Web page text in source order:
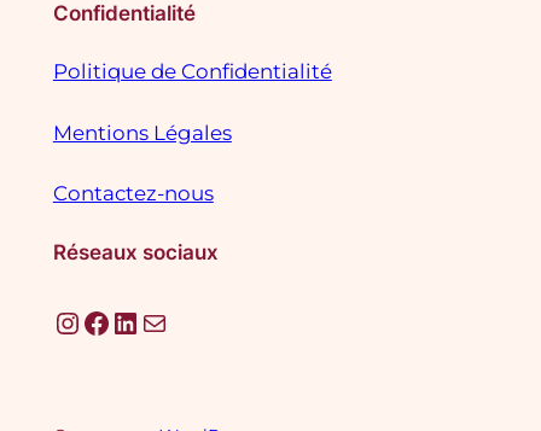
Confidentialité
Politique de Confidentialité
Mentions Légales
Contactez-nous
Réseaux sociaux
InstagramFacebook LinkedIn E-mail